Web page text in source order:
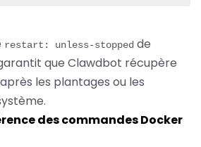
restart: unless-stopped de
que Clawdbot récupère
les plantages ou les
des commandes Docker